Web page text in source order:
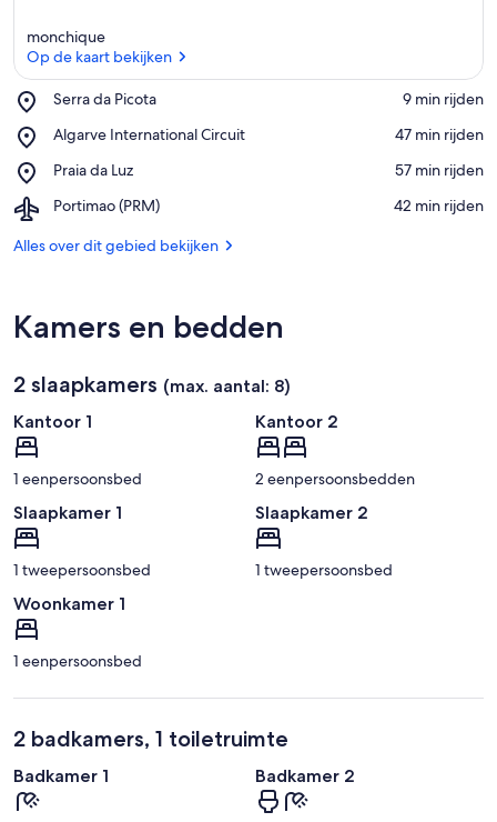
monchique
Op de kaart bekijken
Serra da Picota
Place,
da
‪9 min rijden‬
Algarve International Circuit
Place,
International
‪47 min rijden‬
Praia da Luz
Place,
da
‪57 min rijden‬
Portimao (PRM)
Airport,
(PRM)
‪42 min rijden‬
Alles over dit gebied bekijken
Kamers en bedden
2 slaapkamers (max. aantal: 8)
Kantoor 1
1 eenpersoonsbed
Kantoor 2
2 eenpersoonsbedden
Slaapkamer 1
1 tweepersoonsbed
Slaapkamer 2
1 tweepersoonsbed
Woonkamer 1
1 eenpersoonsbed
2 badkamers, 1 toiletruimte
Badkamer 1 Badkamer 2